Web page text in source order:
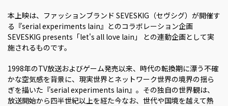
本上映は、ファッションブランド SEVESKIG（セヴシグ）が開催す
る『serial experiments lain』とのコラボレーション企画
SEVESKIG presents「let's all love lain」 との連動企画として実
施されるものです。
1998年のTV放送およびゲーム発売以来、時代の転換期に漂う不確
かな空気感を背景に、現実世界とネットワーク世界の境界の揺ら
ぎを描いた『serial experiments lain』。その独自の世界観は、
放送開始から四半世紀以上を経た今なお、世代や国境を越えて熱